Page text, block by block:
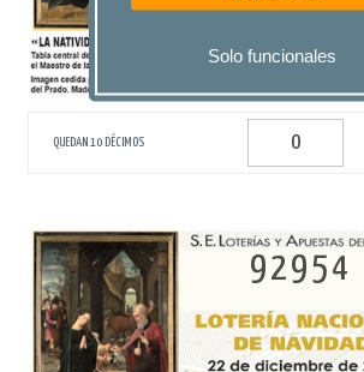
QUEDAN 10 DÉCIMOS
92954
Solo funcionales